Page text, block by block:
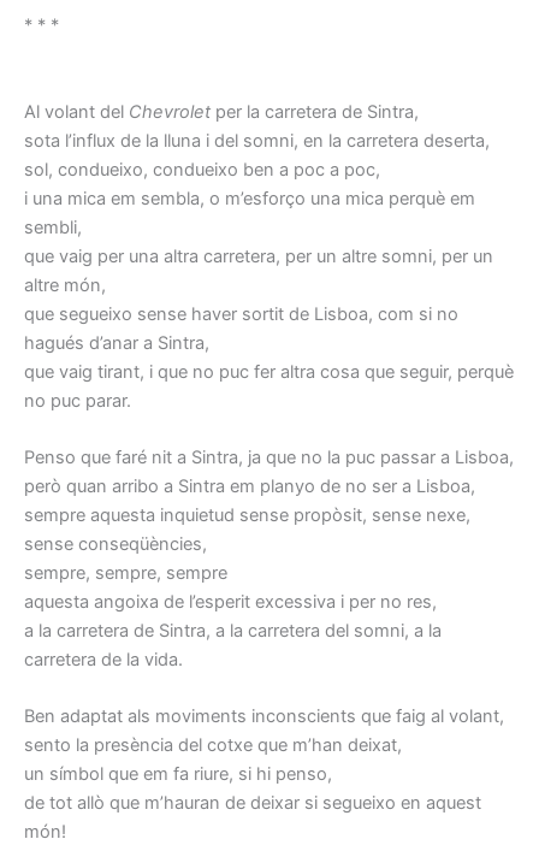
* * *
Al volant del Chevrolet per la carretera de Sintra,
sota l’influx de la lluna i del somni, en la carretera deserta,
sol, condueixo, condueixo ben a poc a poc,
i una mica em sembla, o m’esforço una mica perquè em
sembli,
que vaig per una altra carretera, per un altre somni, per un
altre món,
que segueixo sense haver sortit de Lisboa, com si no
hagués d’anar a Sintra,
que vaig tirant, i que no puc fer altra cosa que seguir, perquè
no puc parar.
Penso que faré nit a Sintra, ja que no la puc passar a Lisboa,
però quan arribo a Sintra em planyo de no ser a Lisboa,
sempre aquesta inquietud sense propòsit, sense nexe,
sense conseqüències,
sempre, sempre, sempre
aquesta angoixa de l’esperit excessiva i per no res,
a la carretera de Sintra, a la carretera del somni, a la
carretera de la vida.
Ben adaptat als moviments inconscients que faig al volant,
sento la presència del cotxe que m’han deixat,
un símbol que em fa riure, si hi penso,
de tot allò que m’hauran de deixar si segueixo en aquest
món!